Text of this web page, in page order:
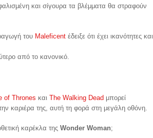
και σίγουρα τα βλέμματα θα στραφούν
του Maleficent έδειξε ότι έχει ικανότητες και
από το κανονικό.
of Thrones και The Walking Dead μπορεί
καριέρα της, αυτή τη φορά στη μεγάλη οθόνη.
καρέκλα της Wonder Woman;